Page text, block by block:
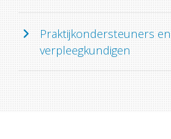
Praktijkondersteuners en
verpleegkundigen